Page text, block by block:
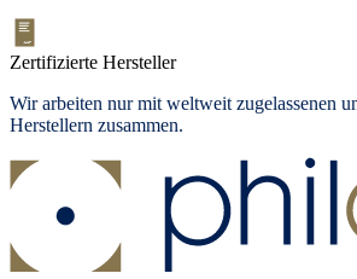
Zertifizierte Hersteller
Wir arbeiten nur mit weltweit zugelassenen
Herstellern zusammen.